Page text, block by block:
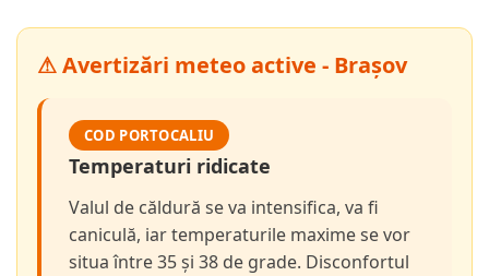
⚠ Avertizări meteo active - Brașov
COD PORTOCALIU
Temperaturi ridicate
Valul de căldură se va intensifica, va fi
caniculă, iar temperaturile maxime se vor
situa între 35 și 38 de grade. Disconfortul